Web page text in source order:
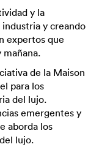
y la
y creando
expertos que
de la Maison
para los
del lujo.
emergentes y
aborda los
lujo.